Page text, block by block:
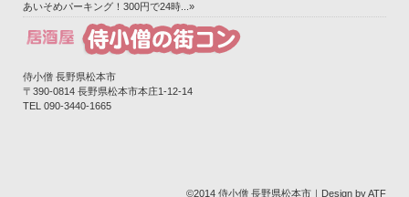
あいそめパーキング！300円で24時...»
侍小僧 長野県松本市
〒390-0814 長野県松本市本庄1-12-14‎
TEL 090-3440-1665
©2014 侍小僧 長野県松本市｜Design by ATF